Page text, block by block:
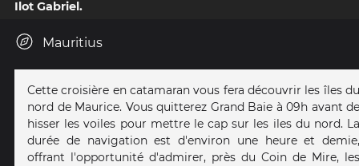
Ilot Gabriel.
Mauritius
Cette croisière en catamaran vous fera découvrir les îles du
nord de Maurice. Vous quitterez Grand Baie à 09h avant de
hisser les voiles pour mettre le cap sur les iles du nord. La
durée de navigation est d'environ une heure et demie,
offrant l'opportunité d'admirer, près du Coin de Mire, les